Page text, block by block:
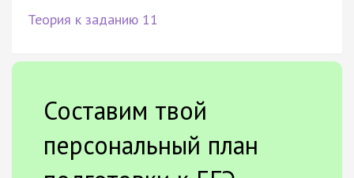
Теория к заданию 11
Составим твой
персональный план